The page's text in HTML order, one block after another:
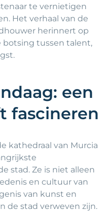
te vernietigen
Het verhaal van de
herinnert op
botsing tussen talent,
een
fascineren
kathedraal van Murcia
stad. Ze is niet alleen
en cultuur van
van kunst en
de stad verweven zijn.